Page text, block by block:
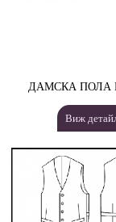
ДАМСКА ПОЛА
Виж